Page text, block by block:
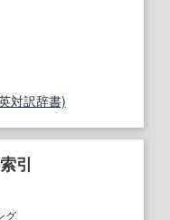
対訳辞書)
引
グ